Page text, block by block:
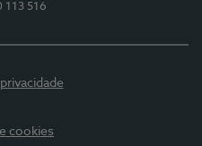
113 516
cookies